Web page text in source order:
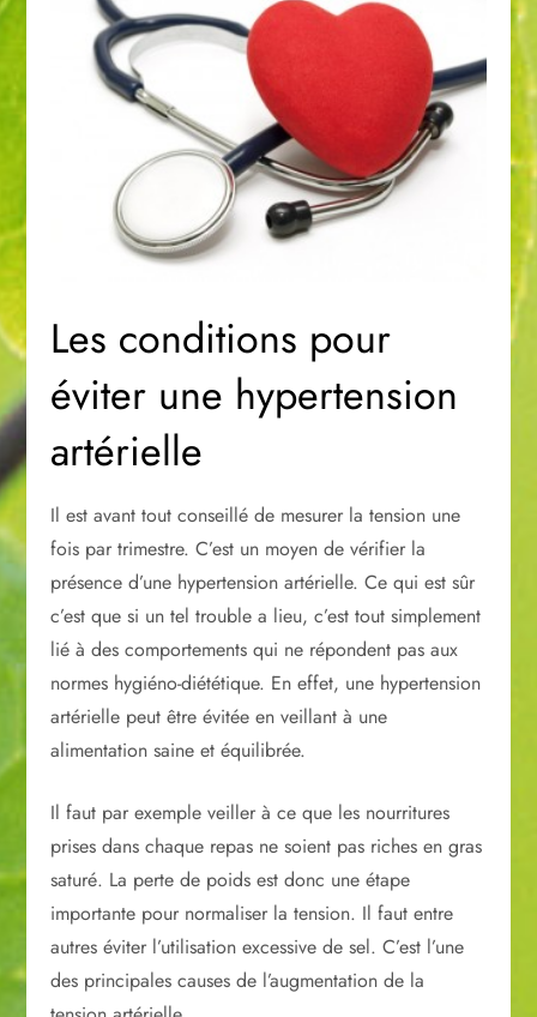
Les conditions pour
éviter une hypertension
artérielle
Il est avant tout conseillé de mesurer la tension une
fois par trimestre. C’est un moyen de vérifier la
présence d’une hypertension artérielle. Ce qui est sûr
c’est que si un tel trouble a lieu, c’est tout simplement
lié à des comportements qui ne répondent pas aux
normes hygiéno-diététique. En effet, une hypertension
artérielle peut être évitée en veillant à une
alimentation saine et équilibrée.
Il faut par exemple veiller à ce que les nourritures
prises dans chaque repas ne soient pas riches en gras
saturé. La perte de poids est donc une étape
importante pour normaliser la tension. Il faut entre
autres éviter l’utilisation excessive de sel. C’est l’une
des principales causes de l’augmentation de la